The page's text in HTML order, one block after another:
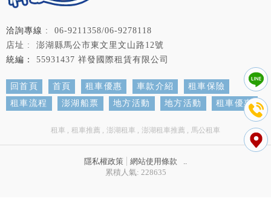
06-9211358/06-9278118
55931437 祥發國際租賃有限公司
澎湖縣馬公市東文里文山路12號
回首頁 首頁 租車優惠 車款介紹
租車保險
租車流程
澎湖船票 地方活動 地方活動 租車優惠
租車 租車推薦 澎湖租車 澎湖租車推薦 馬公租車
隱私權政策 網站使用條款
累積人氣: 228635